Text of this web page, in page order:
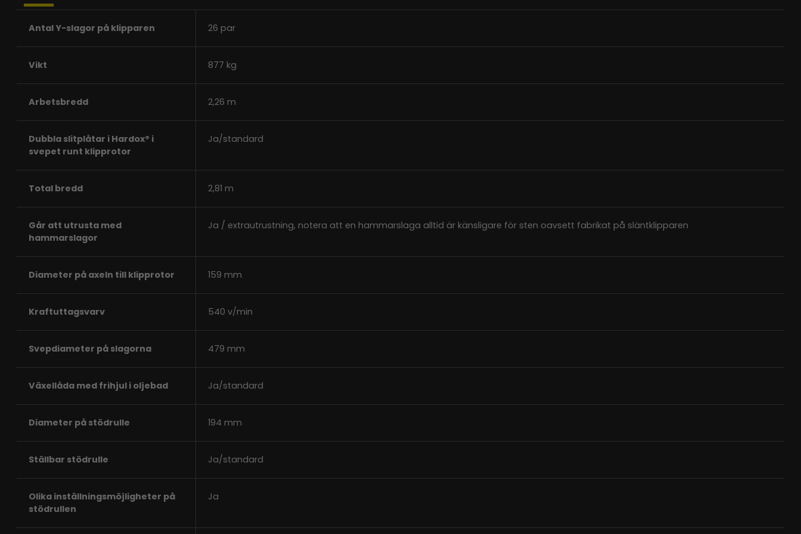
Antal Y-slagor på klipparen 26 par
Vikt 877 kg
Arbetsbredd 2,26 m
Dubbla slitplåtar i Hardox® i
svepet runt klipprotor
Ja/standard
Total bredd 2,81 m
Går att utrusta med
hammarslagor
Ja / extrautrustning, notera att en hammarslaga alltid är känsligare för sten oavsett fabrikat på släntklipparen
Diameter på axeln till klipprotor 159 mm
Kraftuttagsvarv 540 v/min
Svepdiameter på slagorna 479 mm
Växellåda med frihjul i oljebad Ja/standard
Diameter på stödrulle 194 mm
Ställbar stödrulle Ja/standard
Olika inställningsmöjligheter på
stödrullen
Ja